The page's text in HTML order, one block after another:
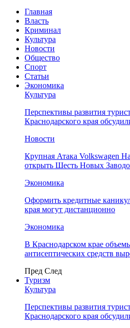
Главная
Власть
Криминал
Культура
Новости
Общество
Спорт
Статьи
Экономика
Культура
Перспективы развития
Краснодарского края
Новости
Крупная Атака Volkswagen
открыть Шесть Новых
Экономика
Оформить кредитные
края могут дистанционно
Экономика
В Краснодарском крае
антисептических средств
Пред След
Туризм
Культура
Перспективы развития
Краснодарского края